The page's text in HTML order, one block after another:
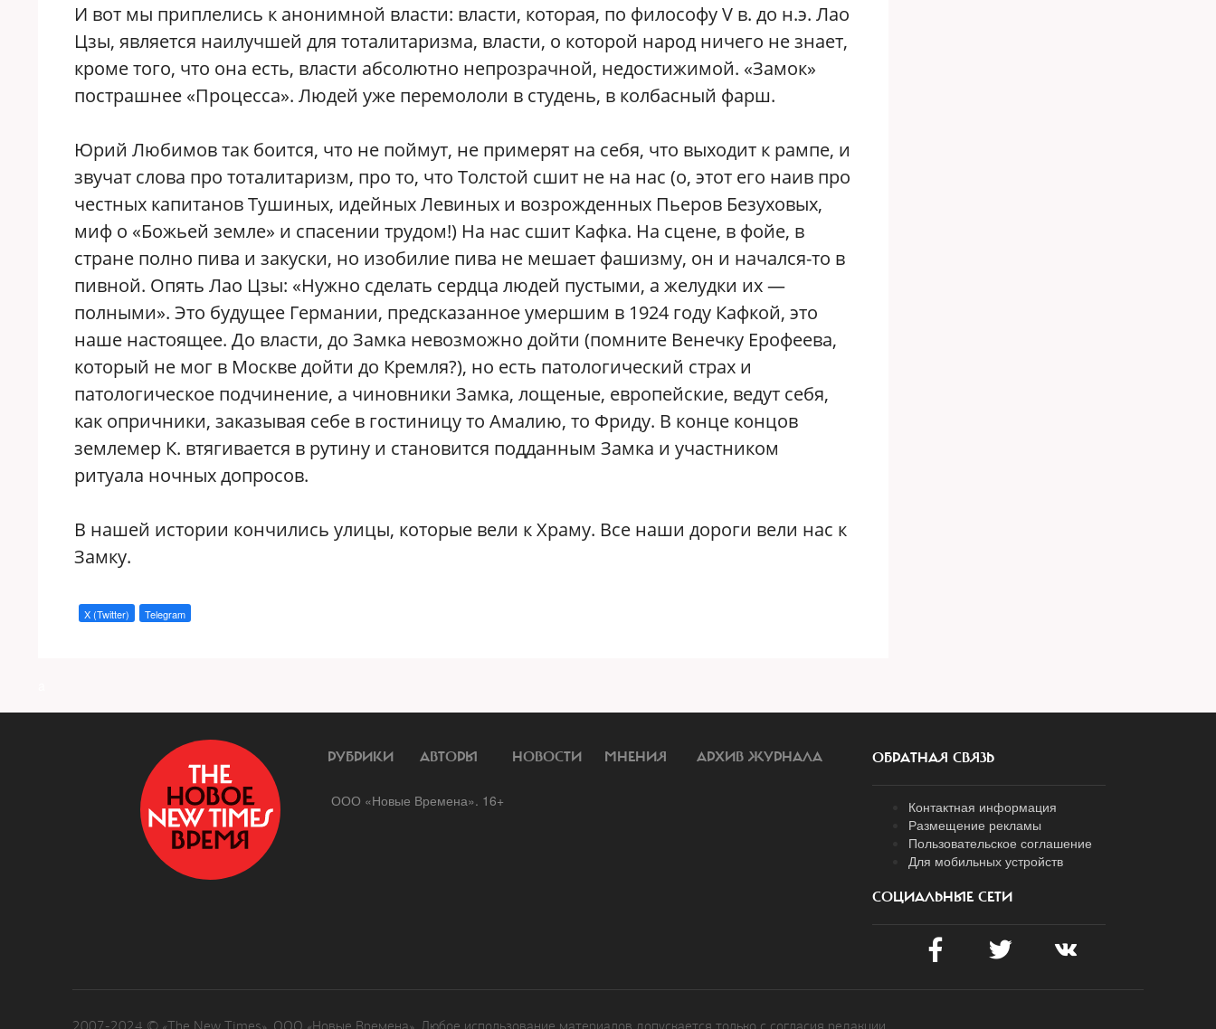
И вот мы приплелись к анонимной власти: власти, которая, по философу V в. до н.э. Лао
Цзы, является наилучшей для тоталитаризма, власти, о которой народ ничего не знает,
кроме того, что она есть, власти абсолютно непрозрачной, недостижимой. «Замок»
пострашнее «Процесса». Людей уже перемололи в студень, в колбасный фарш.
Юрий Любимов так боится, что не поймут, не примерят на себя, что выходит к рампе, и
звучат слова про тоталитаризм, про то, что Толстой сшит не на нас (о, этот его наив про
честных капитанов Тушиных, идейных Левиных и возрожденных Пьеров Безуховых,
миф о «Божьей земле» и спасении трудом!) На нас сшит Кафка. На сцене, в фойе, в
стране полно пива и закуски, но изобилие пива не мешает фашизму, он и начался-то в
пивной. Опять Лао Цзы: «Нужно сделать сердца людей пустыми, а желудки их —
полными». Это будущее Германии, предсказанное умершим в 1924 году Кафкой, это
наше настоящее. До власти, до Замка невозможно дойти (помните Венечку Ерофеева,
который не мог в Москве дойти до Кремля?), но есть патологический страх и
патологическое подчинение, а чиновники Замка, лощеные, европейские, ведут себя,
как опричники, заказывая себе в гостиницу то Амалию, то Фриду. В конце концов
землемер К. втягивается в рутину и становится подданным Замка и участником
ритуала ночных допросов.
В нашей истории кончились улицы, которые вели к Храму. Все наши дороги вели нас к
Замку.
X (Twitter) Telegram
РУБРИКИ АВТОРЫ НОВОСТИ МНЕНИЯ АРХИВ ЖУРНАЛА
ООО «Новые Времена». 16+
ОБРАТНАЯ СВЯЗЬ
Контактная информация
Размещение рекламы
Пользовательское соглашение
Для мобильных устройств
СОЦИАЛЬНЫЕ СЕТИ